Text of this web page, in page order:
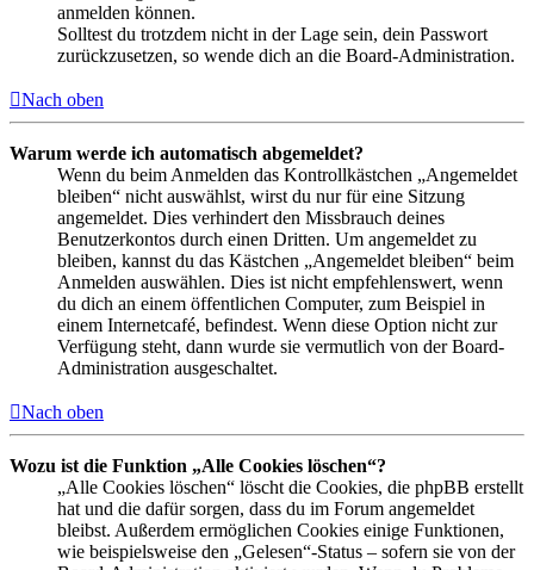
anmelden können.
Solltest du trotzdem nicht in der Lage sein, dein Passwort
zurückzusetzen, so wende dich an die Board-Administration.
Nach oben
Warum werde ich automatisch abgemeldet?
Wenn du beim Anmelden das Kontrollkästchen „Angemeldet
bleiben“ nicht auswählst, wirst du nur für eine Sitzung
angemeldet. Dies verhindert den Missbrauch deines
Benutzerkontos durch einen Dritten. Um angemeldet zu
bleiben, kannst du das Kästchen „Angemeldet bleiben“ beim
Anmelden auswählen. Dies ist nicht empfehlenswert, wenn
du dich an einem öffentlichen Computer, zum Beispiel in
einem Internetcafé, befindest. Wenn diese Option nicht zur
Verfügung steht, dann wurde sie vermutlich von der Board-
Administration ausgeschaltet.
Nach oben
Wozu ist die Funktion „Alle Cookies löschen“?
„Alle Cookies löschen“ löscht die Cookies, die phpBB erstellt
hat und die dafür sorgen, dass du im Forum angemeldet
bleibst. Außerdem ermöglichen Cookies einige Funktionen,
wie beispielsweise den „Gelesen“-Status – sofern sie von der